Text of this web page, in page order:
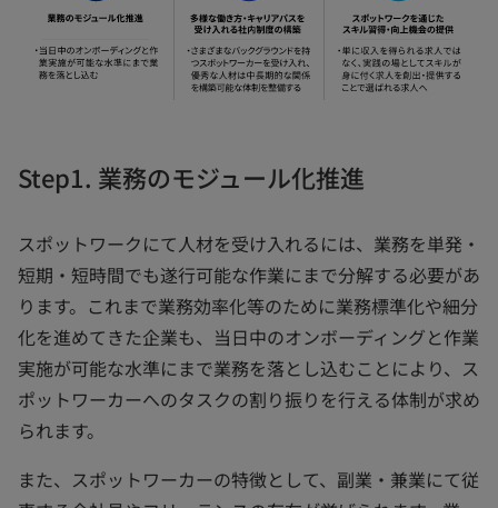
Step1. 業務のモジュール化推進
スポットワークにて人材を受け入れるには、業務を単発・
短期・短時間でも遂行可能な作業にまで分解する必要があ
ります。これまで業務効率化等のために業務標準化や細分
化を進めてきた企業も、当日中のオンボーディングと作業
実施が可能な水準にまで業務を落とし込むことにより、ス
ポットワーカーへのタスクの割り振りを行える体制が求め
られます。
また、スポットワーカーの特徴として、副業・兼業にて従